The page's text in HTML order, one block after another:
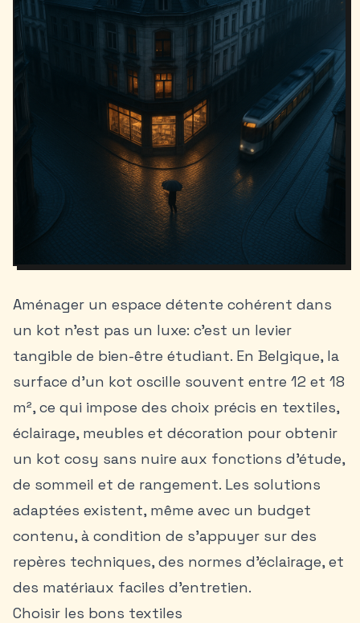
Aménager un espace détente cohérent dans
un kot n’est pas un luxe: c’est un levier
tangible de bien-être étudiant. En Belgique, la
surface d’un kot oscille souvent entre 12 et 18
m², ce qui impose des choix précis en textiles,
éclairage, meubles et décoration pour obtenir
un kot cosy sans nuire aux fonctions d’étude,
de sommeil et de rangement. Les solutions
adaptées existent, même avec un budget
contenu, à condition de s’appuyer sur des
repères techniques, des normes d’éclairage, et
des matériaux faciles d’entretien.
Choisir les bons textiles